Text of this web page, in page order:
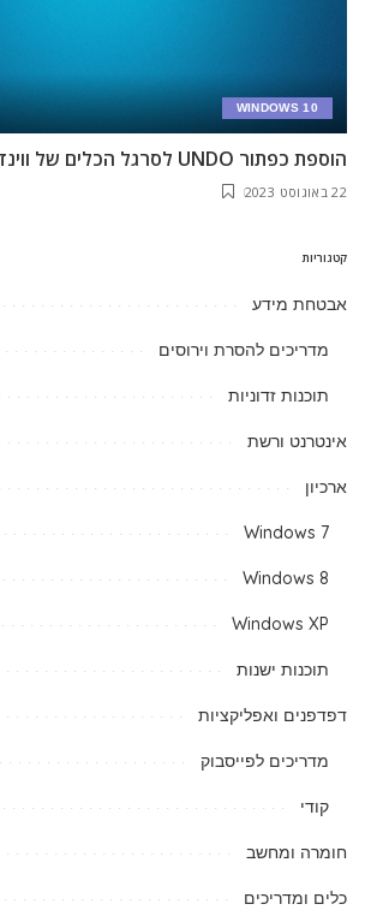
WINDOWS 10
הוספת כפתור UNDO לסרגל הכלים של ווינדוס 10
22 באוגוסט 2023
קטגוריות
אבטחת מידע
מדריכים להסרת וירוסים
תוכנות זדוניות
אינטרנט ורשת
ארכיון
Windows 7
Windows 8
Windows XP
תוכנות ישנות
דפדפנים ואפליקציות
מדריכים לפייסבוק
קודי
חומרה ומחשב
כלים ומדריכים